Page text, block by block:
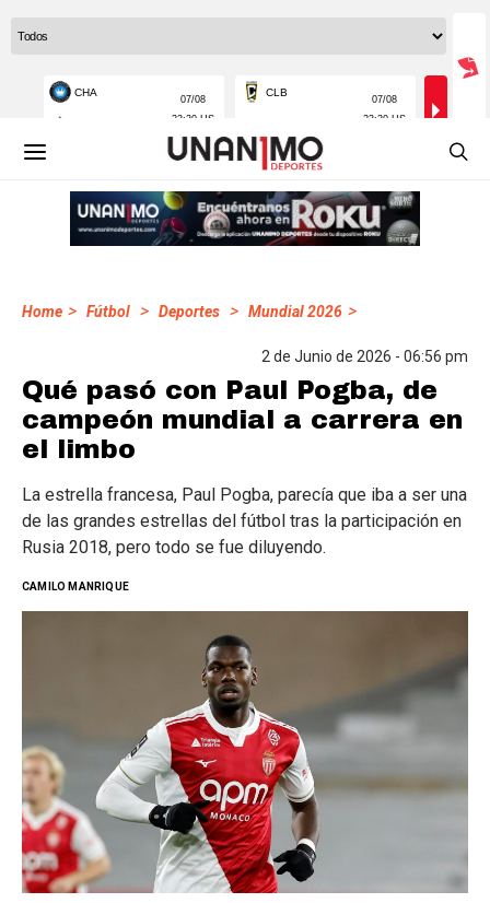
Home > Fútbol > Deportes > Mundial 2026 >
2 de Junio de 2026 - 06:56 pm
Qué pasó con Paul Pogba, de
campeón mundial a carrera en
el limbo
La estrella francesa, Paul Pogba, parecía que iba a ser una
de las grandes estrellas del fútbol tras la participación en
Rusia 2018, pero todo se fue diluyendo.
CAMILO MANRIQUE